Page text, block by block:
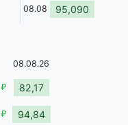
08.08 95,090
08.08.26
82,17
94,84